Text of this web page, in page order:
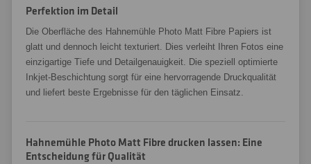
Perfektion im Detail
Die Oberfläche des Hahnemühle Photo Matt Fibre Papiers ist
glatt und dennoch leicht texturiert. Dies verleiht Ihren Fotos eine
einzigartige Tiefe und Detailgenauigkeit. Die speziell optimierte
Inkjet-Beschichtung sorgt für eine hervorragende Druckqualität
und liefert beste Ergebnisse für den täglichen Einsatz.
Hahnemühle Photo Matt Fibre drucken lassen: Eine
Entscheidung für Qualität